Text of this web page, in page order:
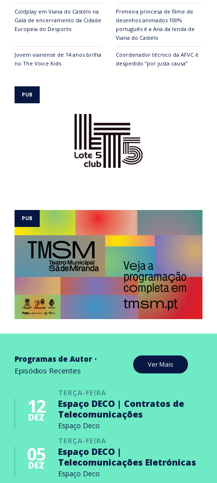
Coldplay em Viana do Castelo na
Gala de encerramento da Cidade
Europeia do Desporto
Primeira princesa de filme de
desenhos animados 100%
português é a Ana da lenda de
Viana do Castelo
Jovem vianense de 14 anos brilha
no The Voice Kids
Coordenador técnico da AFVC é
despedido “por justa causa”
Programas de Autor
Episódios Recentes
Ver Mais
TERÇA-FEIRA
12
DEZ
Espaço DECO | Contratos de
Telecomunicações
Espaço Deco
TERÇA-FEIRA
05
DEZ
Espaço DECO |
Telecomunicações Eletrónicas
Espaço Deco